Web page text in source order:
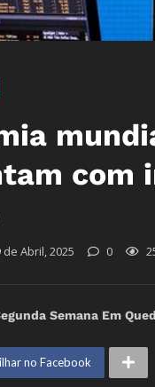
com
de Abril, 2025 0
Semana Em
no Facebook